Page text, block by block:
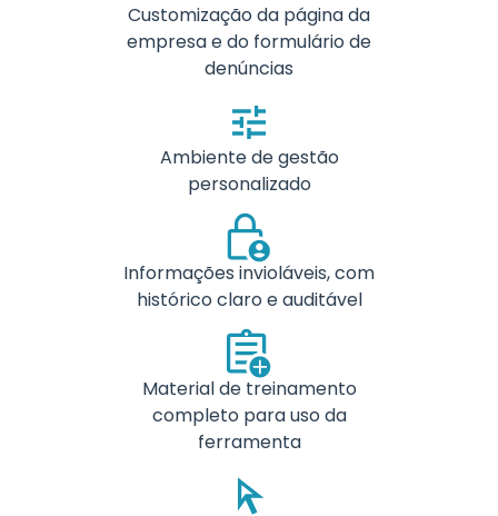
Customização da página da
empresa e do formulário de
denúncias
Ambiente de gestão
personalizado
Informações invioláveis, com
histórico claro e auditável
Material de treinamento
completo para uso da
ferramenta